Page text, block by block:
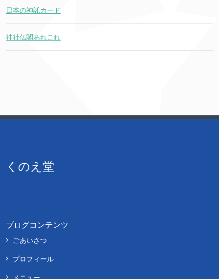
日本の神託カード
神社仏閣あれこれ
くのえ堂
ブログコンテンツ
ごあいさつ
プロフィール